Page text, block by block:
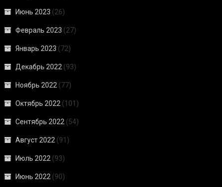
Июнь 2023 (26)
Февраль 2023 (27)
Январь 2023 (72)
Декабрь 2022 (93)
Ноябрь 2022 (77)
Октябрь 2022 (101)
Сентябрь 2022 (54)
Август 2022 (91)
Июль 2022 (93)
Июнь 2022 (90)